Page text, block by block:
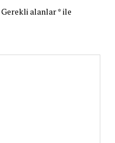
Gerekli alanlar*ile